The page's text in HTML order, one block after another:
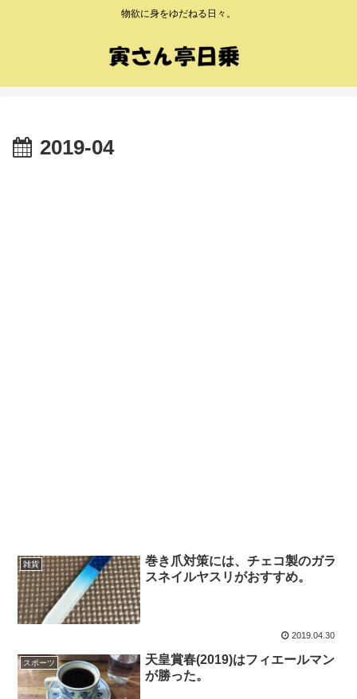
物欲に身をゆだねる日々。
2019-04
雑貨
巻き爪対策には、チェコ製のガラ
スネイルヤスリがおすすめ。
2019.04.30
スポーツ
天皇賞春(2019)はフィエールマン
が勝った。